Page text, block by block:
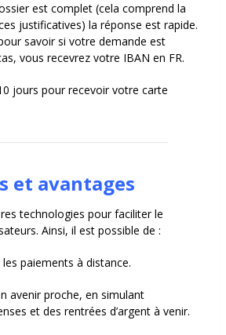
est complet (cela comprend la
justificatives) la réponse est rapide.
savoir si votre demande est
vous recevrez votre IBAN en FR.
jours pour recevoir votre carte
et avantages
technologies pour faciliter le
Ainsi, il est possible de :
paiements à distance.
avenir proche, en simulant
et des rentrées d’argent à venir.